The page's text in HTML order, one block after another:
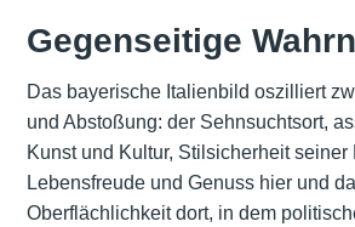
Gegenseitige
Das bayerische Italienbild oszilliert
und Abstoßung: der Sehnsuchtsort,
Kunst und Kultur, Stilsicherheit seiner
Lebensfreude und Genuss hier und
Oberflächlichkeit dort, in dem